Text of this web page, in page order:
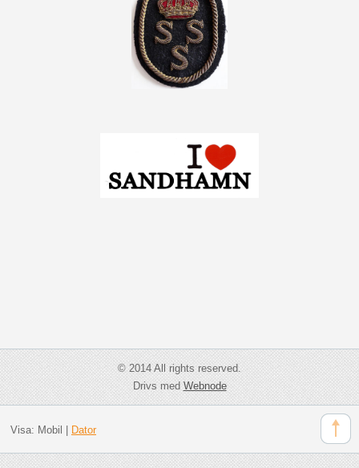
© 2014 All rights reserved.
Drivs medWebnode
Visa: Mobil Dator